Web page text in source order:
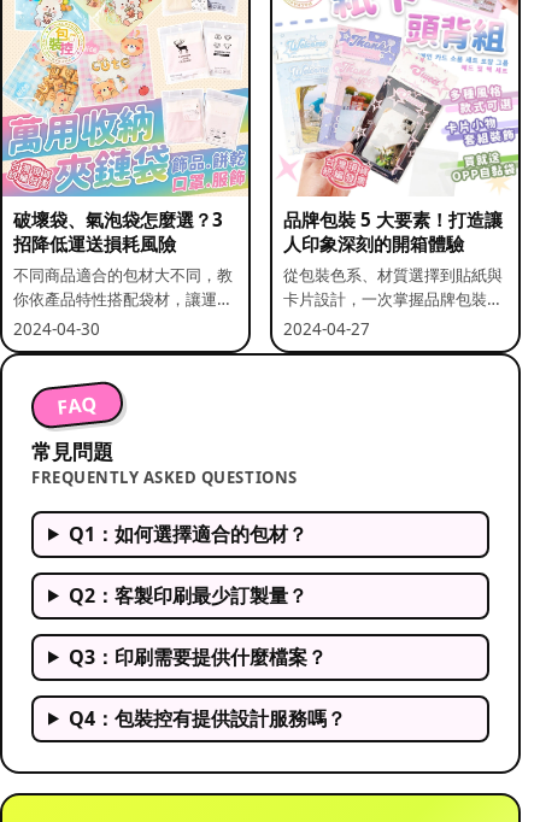
破壞袋、氣泡袋怎麼選？3
招降低運送損耗風險
不同商品適合的包材大不同，教
你依產品特性搭配袋材，讓運送
更安全。
2024-04-30
品牌包裝 5 大要素！打造讓
人印象深刻的開箱體驗
從包裝色系、材質選擇到貼紙與
卡片設計，一次掌握品牌包裝的
關鍵要素。
2024-04-27
FAQ
常見問題
FREQUENTLY ASKED QUESTIONS
Q1：如何選擇適合的包材？
Q2：客製印刷最少訂製量？
Q3：印刷需要提供什麼檔案？
Q4：包裝控有提供設計服務嗎？